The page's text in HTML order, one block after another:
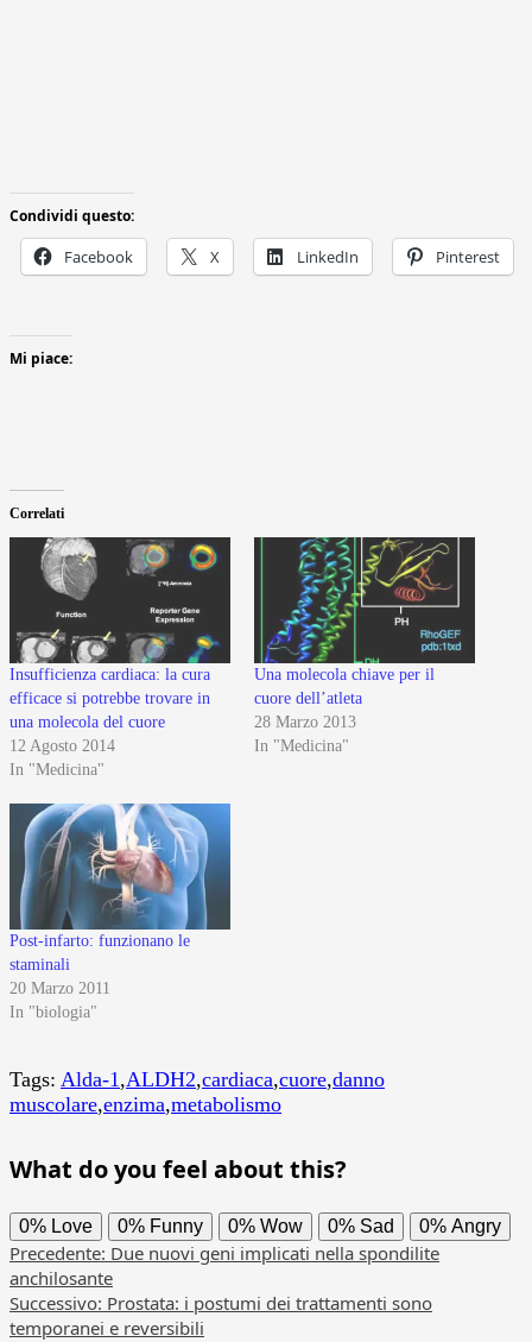
Condividi questo:
Facebook X LinkedIn Pinterest
Mi piace:
Correlati
Insufficienza cardiaca: la cura
efficace si potrebbe trovare in
una molecola del cuore
12 Agosto 2014
In "Medicina"
Una molecola chiave per il
cuore dell’atleta
28 Marzo 2013
In "Medicina"
Post-infarto: funzionano le
staminali
20 Marzo 2011
In "biologia"
Tags: Alda-1,ALDH2,cardiaca,cuore,danno
muscolare,enzima,metabolismo
What do you feel about this?
0% Love 0% Funny 0% Wow 0% Sad 0% Angry
Navigazione
articolo
Precedente: Due nuovi geni implicati nella spondilite
anchilosante
Successivo: Prostata: i postumi dei trattamenti sono
temporanei e reversibili